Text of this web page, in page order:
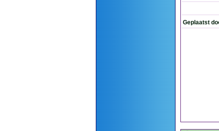
Geplaatst